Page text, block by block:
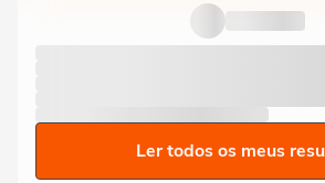
Ler todos os meus